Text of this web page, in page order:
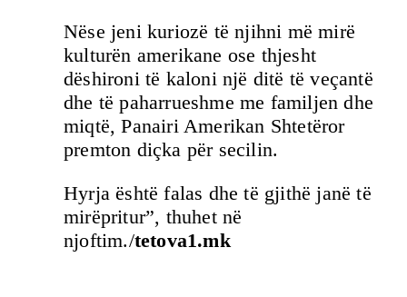
Nëse jeni kuriozë të njihni më mirë
kulturën amerikane ose thjesht
dëshironi të kaloni një ditë të veçantë
dhe të paharrueshme me familjen dhe
miqtë, Panairi Amerikan Shtetëror
premton diçka për secilin.
Hyrja është falas dhe të gjithë janë të
mirëpritur”, thuhet në
njoftim./tetova1.mk